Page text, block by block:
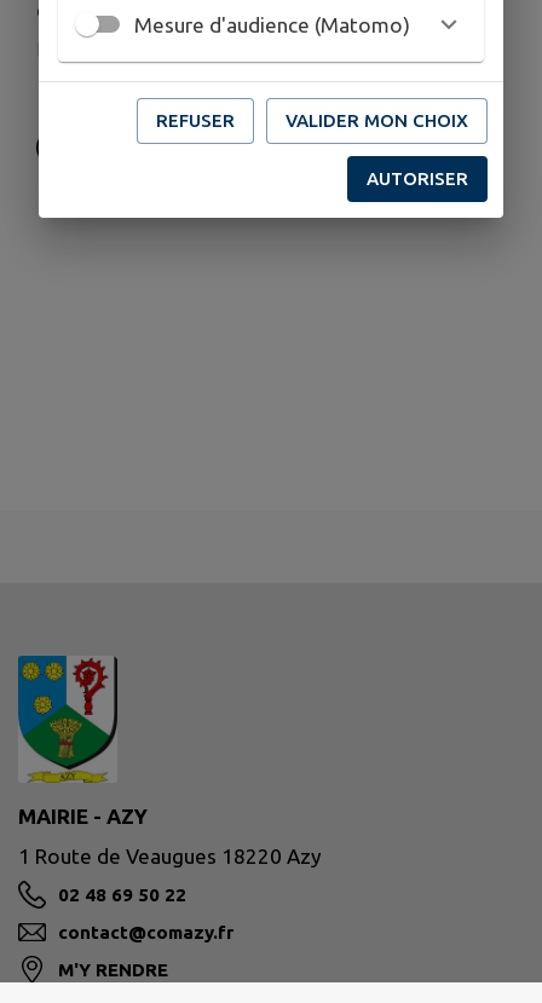
COORDONNÉES
0683384379
MAIRIE - AZY
1 Route de Veaugues 18220 Azy
02 48 69 50 22
contact@comazy.fr
M'Y RENDRE
Mesure d'audience (Matomo)
REFUSER VALIDER MON CHOIX
AUTORISER